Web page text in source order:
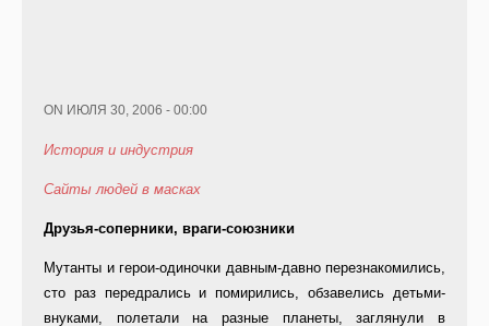
ON ИЮЛЯ 30, 2006 - 00:00
История и индустрия
Сайты людей в масках
Друзья-соперники, враги-союзники
Мутанты и герои-одиночки давным-давно перезнакомились,
сто раз передрались и помирились, обзавелись детьми-
внуками, полетали на разные планеты, заглянули в